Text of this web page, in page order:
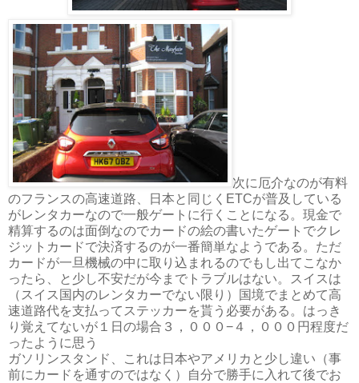
次に厄介なのが有料
のフランスの高速道路、日本と同じくETCが普及している
がレンタカーなので一般ゲートに行くことになる。現金で
精算するのは面倒なのでカードの絵の書いたゲートでクレ
ジットカードで決済するのが一番簡単なようである。ただ
カードが一旦機械の中に取り込まれるのでもし出てこなか
ったら、と少し不安だが今までトラブルはない。スイスは
（スイス国内のレンタカーでない限り）国境でまとめて高
速道路代を支払ってステッカーを貰う必要がある。はっき
り覚えてないが１日の場合３，０００−４，０００円程度だ
ったように思う
ガソリンスタンド、これは日本やアメリカと少し違い（事
前にカードを通すのではなく）自分で勝手に入れて後でお